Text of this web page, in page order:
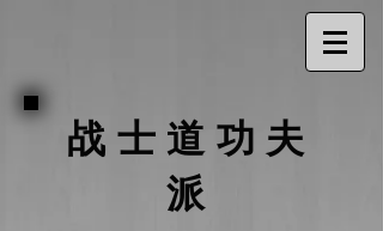
战士道功夫
派